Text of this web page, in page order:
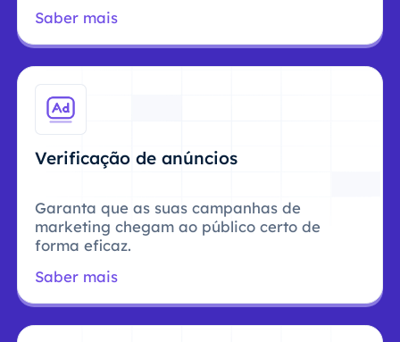
Saber mais
Verificação de anúncios
Garanta que as suas campanhas de
marketing chegam ao público certo de
forma eficaz.
Saber mais